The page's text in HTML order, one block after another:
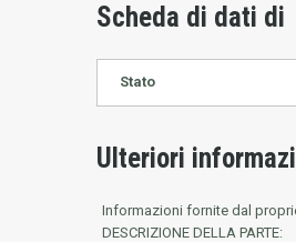
Scheda di dati di
Stato
Ulteriori
Informazioni fornite dal
DESCRIZIONE DELLA PARTE: